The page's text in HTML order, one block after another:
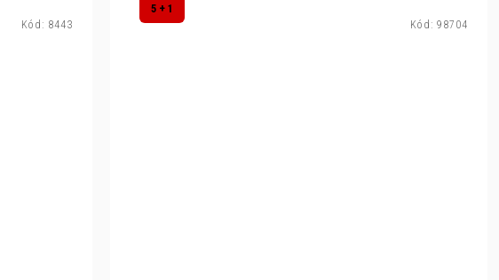
Kód: 8443
5 + 1
Kód: 98704